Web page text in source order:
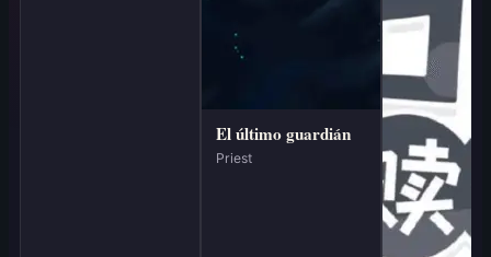
El último guardián
Priest